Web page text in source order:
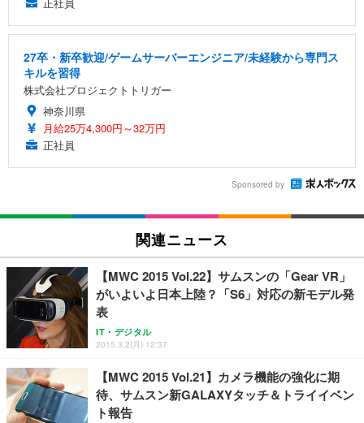
27卒・新卒歓迎/ゲームサーバーエンジニア/未経験から専門ス
キルを習得
株式会社プロジェクトトリガー
神奈川県
月給25万4,300円～32万円
正社員
Sponsored by
関連ニュース
【MWC 2015 Vol.22】サムスンの「Gear VR」
がいよいよ日本上陸？「S6」対応の新モデル発
表
IT・デジタル
2015.3.2(月) 12:37
【MWC 2015 Vol.21】カメラ機能の強化に期
待、サムスン新GALAXYタッチ＆トライイベン
ト報告